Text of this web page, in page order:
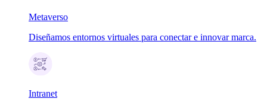
Metaverso
Diseñamos entornos virtuales para conectar e innovar marca.
Intranet